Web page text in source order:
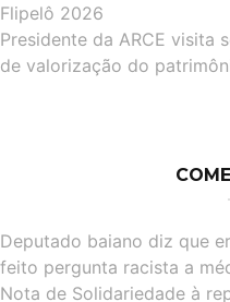
Flipelô 2026
Presidente da ARCE visita
de valorização do
Deputado baiano diz que
feito pergunta racista a
Nota de Solidariedade à